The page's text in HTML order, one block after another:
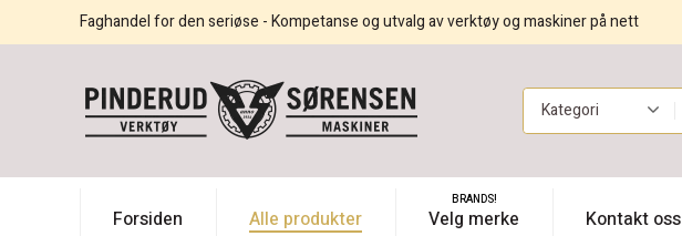
Faghandel for den seriøse - Kompetanse og utvalg av verktøy og maskiner på nett
Forsiden Alle produkter Velg merke
BRANDS!
Kontakt oss